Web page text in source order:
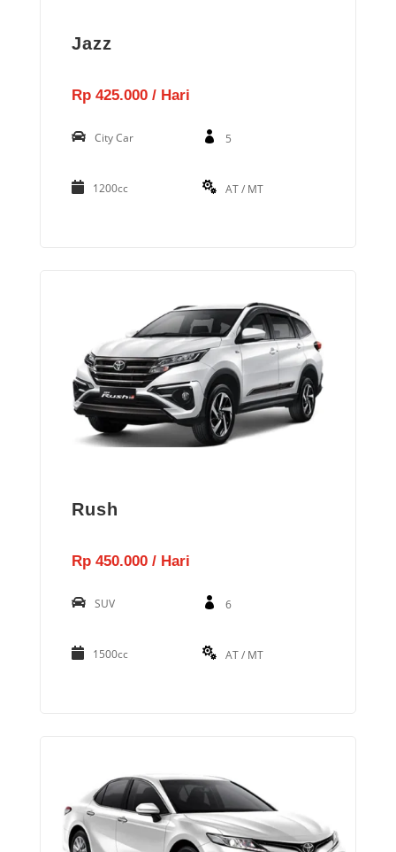
Jazz
Rp 425.000 / Hari
City Car 5
1200cc AT / MT
Rush
Rp 450.000 / Hari
SUV 6
1500cc AT / MT